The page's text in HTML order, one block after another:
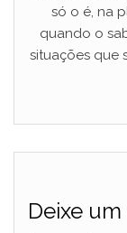
só o é, na
quando o
situações que
Deixe